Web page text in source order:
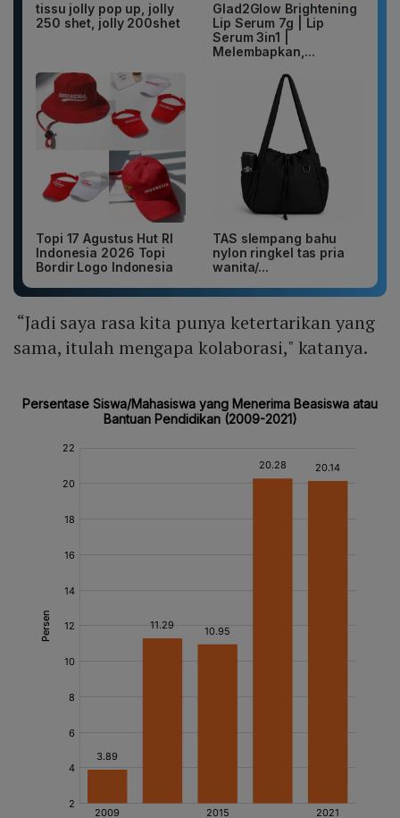
tissu jolly pop up, jolly
250 shet, jolly 200shet
Glad2Glow Brightening
Lip Serum 7g | Lip
Serum 3in1 |
Melembapkan,...
Topi 17 Agustus Hut RI
Indonesia 2026 Topi
Bordir Logo Indonesia
TAS slempang bahu
nylon ringkel tas pria
wanita/...
“Jadi saya rasa kita punya ketertarikan yang
sama, itulah mengapa kolaborasi," katanya.